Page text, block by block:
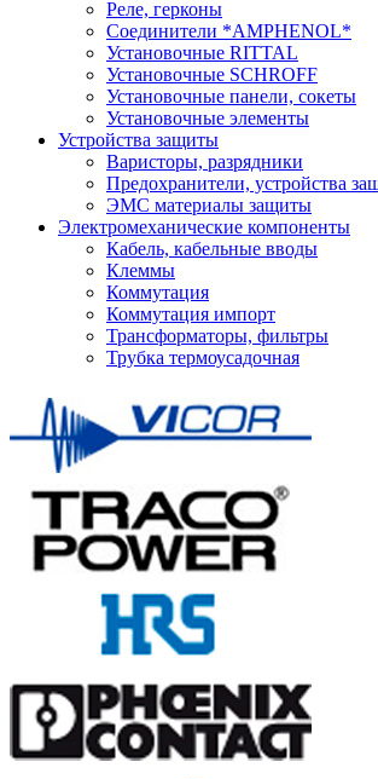
Реле, герконы
Соединители *AMPHENOL*
Установочные RITTAL
Установочные SCHROFF
Установочные панели, сокеты
Установочные элементы
Устройства защиты
Варисторы, разрядники
Предохранители, устройства
ЭМС материалы защиты
Электромеханические компоненты
Кабель, кабельные вводы
Клеммы
Коммутация
Коммутация импорт
Трансформаторы, фильтры
Трубка термоусадочная